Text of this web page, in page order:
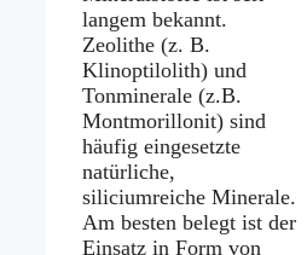
langem bekannt.
Zeolithe (z. B.
Klinoptilolith) und
Tonminerale (z.B.
Montmorillonit) sind
häufig eingesetzte
natürliche,
siliciumreiche Minerale.
Am besten belegt ist der
Einsatz in Form von